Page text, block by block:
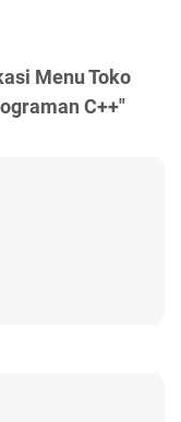
Menu Toko
C++"